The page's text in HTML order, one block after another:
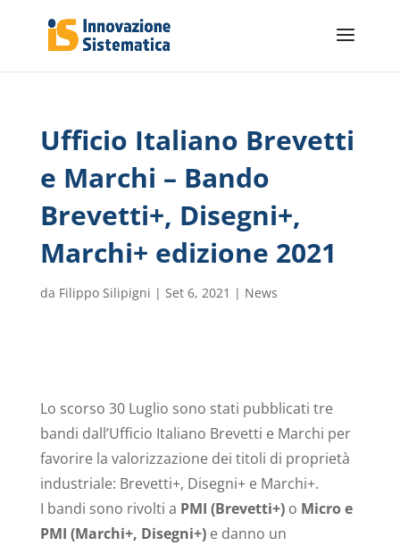
Ufficio Italiano Brevetti
e Marchi – Bando
Brevetti+, Disegni+,
Marchi+ edizione 2021
da Filippo Silipigni | Set 6, 2021 | News
Lo scorso 30 Luglio sono stati pubblicati tre
bandi dall’Ufficio Italiano Brevetti e Marchi per
favorire la valorizzazione dei titoli di proprietà
industriale: Brevetti+, Disegni+ e Marchi+.
I bandi sono rivolti a PMI (Brevetti+)o Micro e
PMI (Marchi+, Disegni+)e danno un